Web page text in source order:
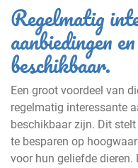
Regelmatig
aanbiedingen
beschikbaar.
Een groot voordeel van
regelmatig interessante
beschikbaar zijn. Dit
te besparen op
voor hun geliefde